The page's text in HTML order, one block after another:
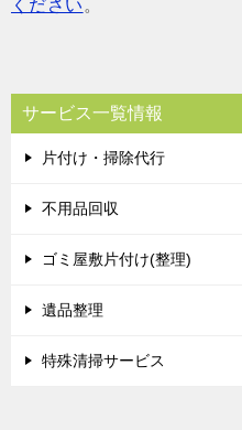
ください 。
サービス一覧情報
片付け・掃除代行
不用品回収
ゴミ屋敷片付け(整理)
遺品整理
特殊清掃サービス